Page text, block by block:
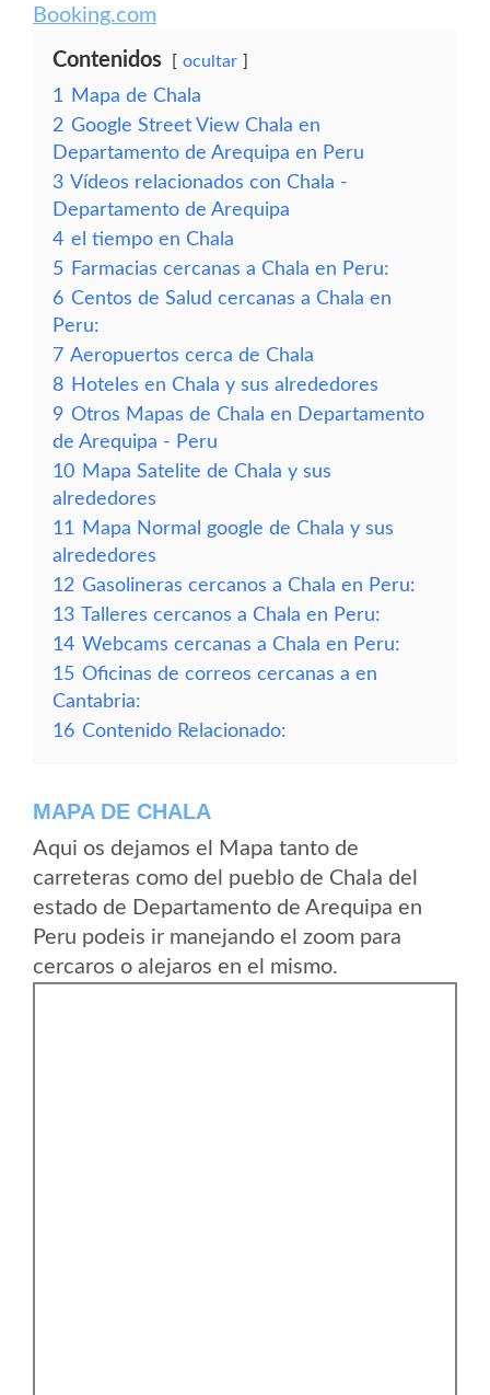
Booking.com
Contenidos ocultar
1
Mapa de Chala
2 Google Street View Chala en
Departamento de Arequipa en Peru
3 Vídeos relacionados con Chala -
Departamento de Arequipa
4 el tiempo en Chala
5 Farmacias cercanas a Chala en Peru:
6 Centos de Salud cercanas a Chala en
Peru:
7 Aeropuertos cerca de Chala
8 Hoteles en Chala y sus alrededores
9 Otros Mapas de Chala en Departamento
de Arequipa - Peru
10 Mapa Satelite de Chala y sus
alrededores
11
Mapa Normal google de Chala y sus
alrededores
12 Gasolineras cercanos a Chala en Peru:
13 Talleres cercanos a Chala en Peru:
14 Webcams cercanas a Chala en Peru:
15 Oficinas de correos cercanas a en
Cantabria:
16 Contenido Relacionado:
MAPA DE CHALA
Aqui os dejamos el Mapa tanto de
carreteras como del pueblo de Chala del
estado de Departamento de Arequipa en
Peru podeis ir manejando el zoom para
cercaros o alejaros en el mismo.